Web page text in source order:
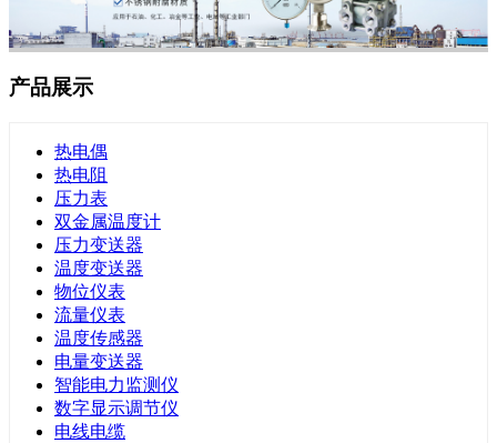
产品展示
热电偶
热电阻
压力表
双金属温度计
压力变送器
温度变送器
物位仪表
流量仪表
温度传感器
电量变送器
智能电力监测仪
数字显示调节仪
电线电缆